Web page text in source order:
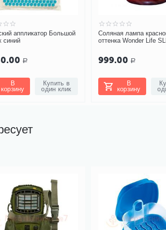
аппликатор Большой
синий
Р
В
корзину
Купить в
один клик
Соляная лампа
оттенка Wonder Life
999.00 Р
В
корзину